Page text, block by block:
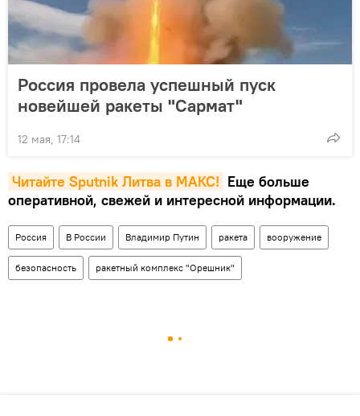
Россия провела успешный пуск
новейшей ракеты "Сармат"
12 мая, 17:14
Читайте Sputnik Литва в MAКС! Еще больше
оперативной, свежей и интересной информации.
Россия В России Владимир Путин ракета вооружение
безопасность ракетный комплекс "Орешник"